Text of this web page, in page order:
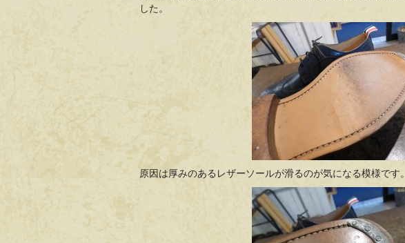
した。
原因は厚みのあるレザーソールが滑るのが気になる模様です。